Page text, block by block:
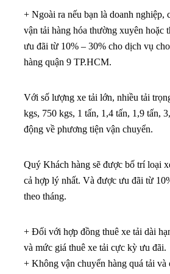
+ Ngoài ra nếu bạn là doanh nghiệp,
vận tải hàng hóa thường xuyên hoặc
ưu đãi từ 10% – 30% cho dịch vụ
hàng quận 9 TP.HCM.
Với số lượng xe tải lớn, nhiều tải
kgs, 750 kgs, 1 tấn, 1,4 tấn, 1,9 tấn,
động về phương tiện vận chuyển.
Quý Khách hàng sẽ được bố trí loại
cả hợp lý nhất. Và được ưu đãi từ
theo tháng.
+ Đối với hợp đồng thuê xe tải dài
và mức giá thuê xe tải cực kỳ ưu đãi.
+ Không vận chuyển hàng quá tải và